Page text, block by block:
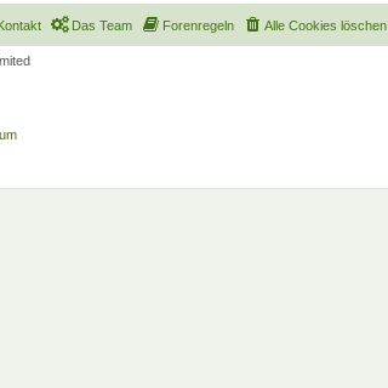
Alle Cookies löschen
Forenregeln
Das Team
Kontakt